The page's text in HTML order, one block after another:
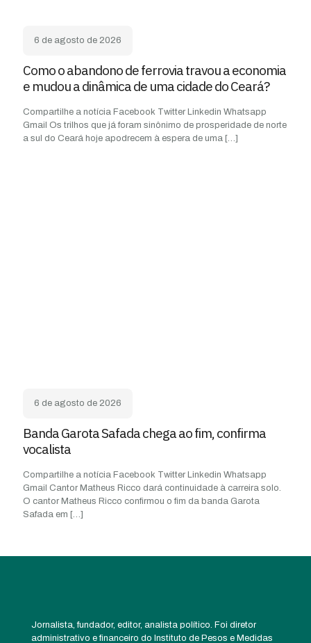
6 de agosto de 2026
Como o abandono de ferrovia travou a economia
e mudou a dinâmica de uma cidade do Ceará?
Compartilhe a notícia Facebook Twitter Linkedin Whatsapp
Gmail Os trilhos que já foram sinônimo de prosperidade de norte
a sul do Ceará hoje apodrecem à espera de uma […]
6 de agosto de 2026
Banda Garota Safada chega ao fim, confirma
vocalista
Compartilhe a notícia Facebook Twitter Linkedin Whatsapp
Gmail Cantor Matheus Ricco dará continuidade à carreira solo.
O cantor Matheus Ricco confirmou o fim da banda Garota
Safada em […]
Jornalista, fundador, editor, analista político. Foi diretor
administrativo e financeiro do Instituto de Pesos e Medidas